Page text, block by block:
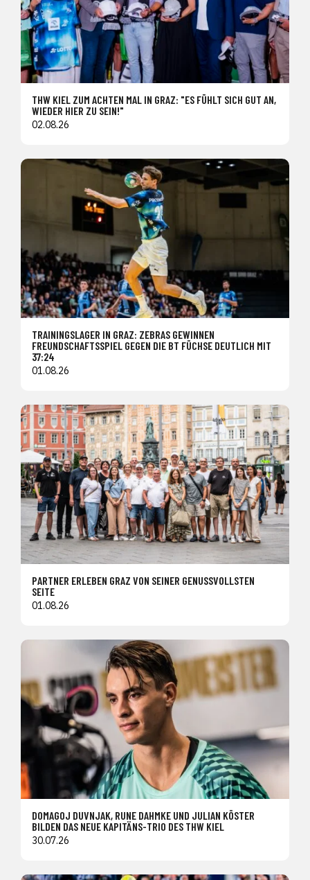
THW KIEL ZUM ACHTEN MAL IN GRAZ: "ES FÜHLT SICH GUT AN,
WIEDER HIER ZU SEIN!"
02.08.26
TRAININGSLAGER IN GRAZ: ZEBRAS GEWINNEN
FREUNDSCHAFTSSPIEL GEGEN DIE BT FÜCHSE DEUTLICH MIT
37:24
01.08.26
PARTNER ERLEBEN GRAZ VON SEINER GENUSSVOLLSTEN
SEITE
01.08.26
DOMAGOJ DUVNJAK, RUNE DAHMKE UND JULIAN KÖSTER
BILDEN DAS NEUE KAPITÄNS-TRIO DES THW KIEL
30.07.26